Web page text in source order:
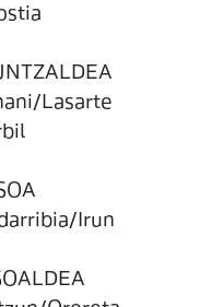
Lasarte
Irun